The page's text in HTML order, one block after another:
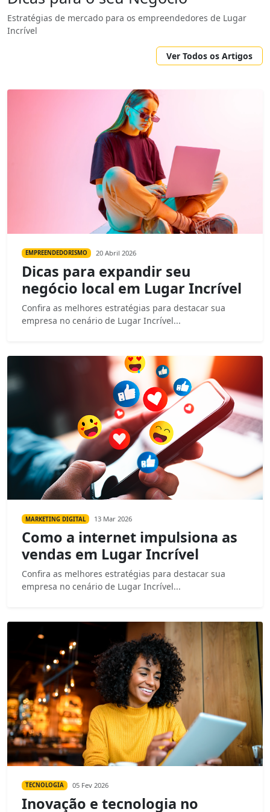
Estratégias de mercado para os empreendedores de Lugar
Incrível
Ver Todos os Artigos
EMPREENDEDORISMO 20 Abril 2026
Dicas para expandir seu
negócio local em Lugar Incrível
Confira as melhores estratégias para destacar sua
empresa no cenário de Lugar Incrível...
MARKETING DIGITAL 13 Mar 2026
Como a internet impulsiona as
vendas em Lugar Incrível
Confira as melhores estratégias para destacar sua
empresa no cenário de Lugar Incrível...
TECNOLOGIA 05 Fev 2026
Inovação e tecnologia no